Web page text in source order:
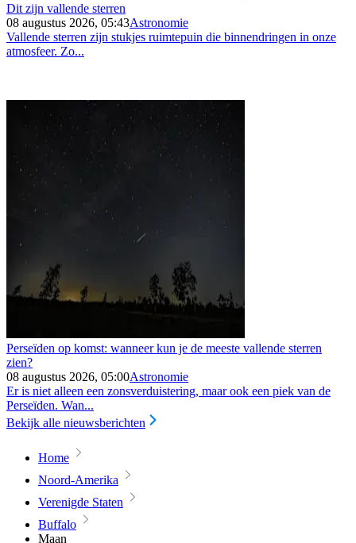
Dit zijn vallende sterren
08 augustus 2026, 05:43Astronomie
Vallende sterren zijn stukjes ruimtepuin die binnendringen in onze
atmosfeer. Zo...
Perseïden op komst: wanneer kun je de meeste vallende sterren
zien?
08 augustus 2026, 05:00Astronomie
Er is niet alleen een zonsverduistering, maar ook een piek van de
Perseïden. Wan...
Bekijk alle nieuwsberichten
Home
Noord-Amerika
Verenigde Staten
Buffalo
Maan